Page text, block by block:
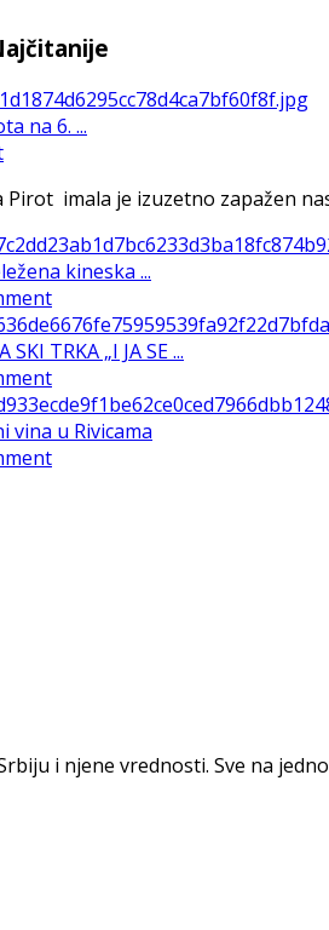
na 6. ...
imala je izuzetno zapažen
kineska ...
TRKA „I JA SE ...
vina u Rivicama
i njene vrednosti. Sve na